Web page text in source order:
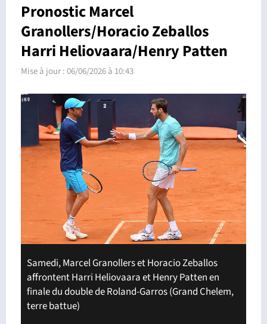
Pronostic Marcel
Granollers/Horacio Zeballos
Harri Heliovaara/Henry Patten
Mise à jour :06/06/2026 à 10:43
Samedi, Marcel Granollers et Horacio Zeballos
affrontent Harri Heliovaara et Henry Patten en
finale du double de Roland-Garros (Grand Chelem,
terre battue)